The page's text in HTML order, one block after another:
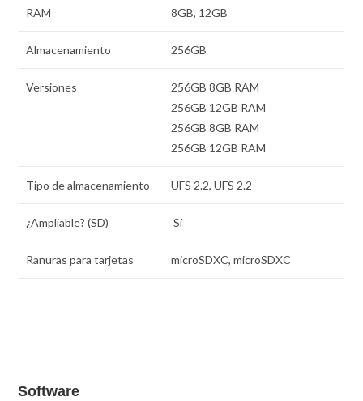
RAM 8GB, 12GB
Almacenamiento 256GB
Versiones
256GB 8GB RAM
256GB 12GB RAM
256GB 8GB RAM
256GB 12GB RAM
Tipo de almacenamiento UFS 2.2, UFS 2.2
¿Ampliable? (SD) Sí
Ranuras para tarjetas microSDXC, microSDXC
Software